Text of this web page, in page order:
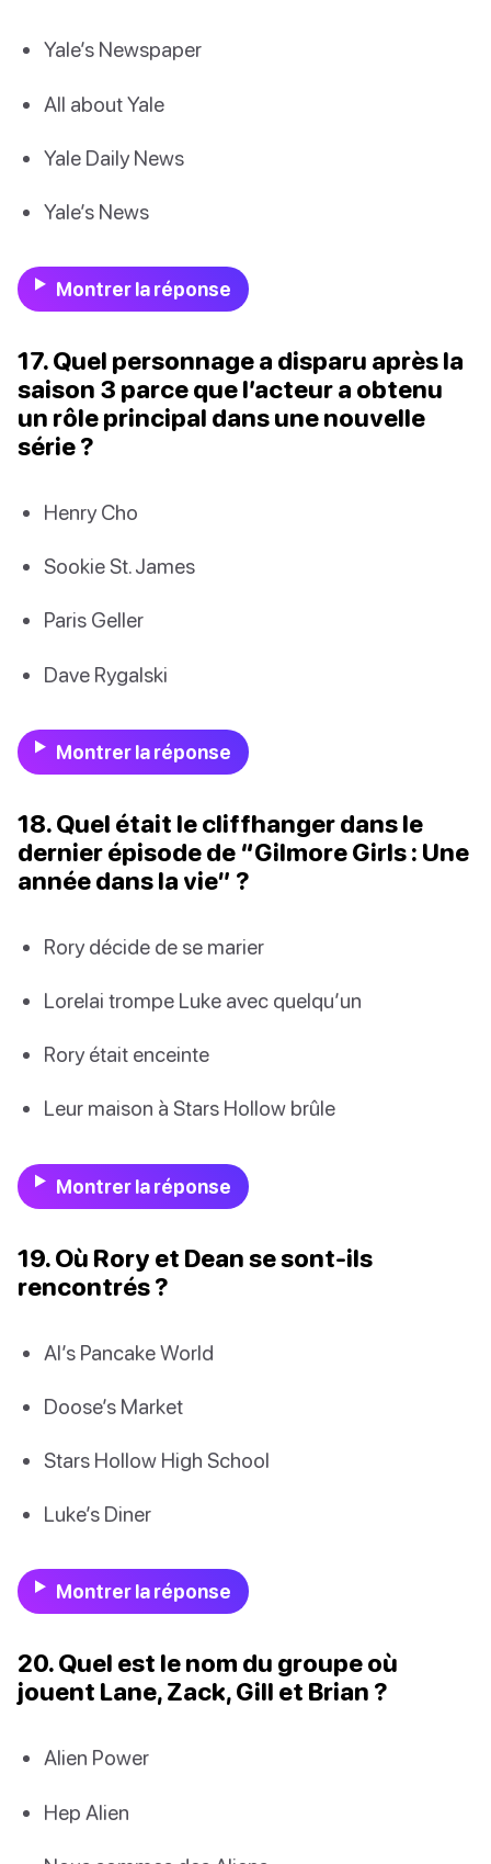
Yale’s Newspaper
All about Yale
Yale Daily News
Yale’s News
Montrer la réponse
17. Quel personnage a disparu après la
saison 3 parce que l’acteur a obtenu
un rôle principal dans une nouvelle
série ?
Henry Cho
Sookie St. James
Paris Geller
Dave Rygalski
Montrer la réponse
18. Quel était le cliffhanger dans le
dernier épisode de “Gilmore Girls : Une
année dans la vie” ?
Rory décide de se marier
Lorelai trompe Luke avec quelqu’un
Rory était enceinte
Leur maison à Stars Hollow brûle
Montrer la réponse
19. Où Rory et Dean se sont-ils
rencontrés ?
Al’s Pancake World
Doose’s Market
Stars Hollow High School
Luke’s Diner
Montrer la réponse
20. Quel est le nom du groupe où
jouent Lane, Zack, Gill et Brian ?
Alien Power
Hep Alien